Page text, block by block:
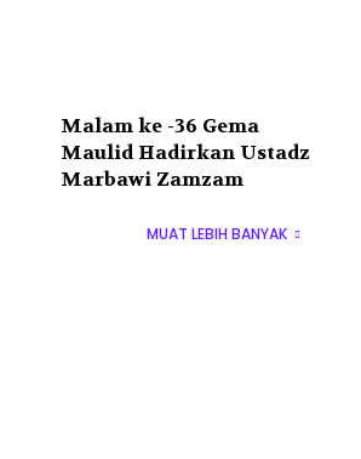
Malam ke -36 Gema
Maulid Hadirkan Ustadz
Marbawi Zamzam
MUAT LEBIH BANYAK